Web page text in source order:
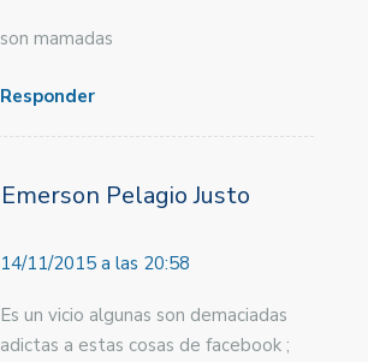
son mamadas
Responder
Emerson Pelagio Justo
14/11/2015 a las 20:58
Es un vicio algunas son demaciadas
adictas a estas cosas de facebook ;